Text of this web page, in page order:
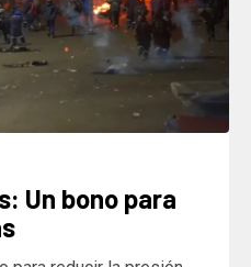
Un bono para